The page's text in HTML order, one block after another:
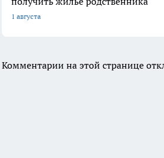
1 августа
Комментарии на этой странице